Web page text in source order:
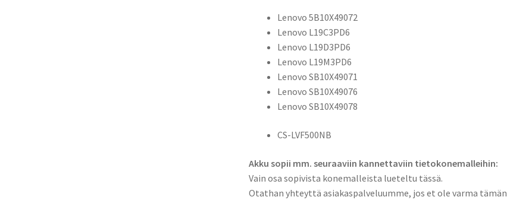
Sarjat
Li-
Pol
11,55V
4500mAh
52Wh
/
L19C3PD6,
L19M3PD6,
SB10X49071,
SB10X49076,
Lenovo 5B10X49072
Lenovo L19C3PD6
Lenovo L19D3PD6
Lenovo L19M3PD6
Lenovo SB10X49071
Lenovo SB10X49076
Lenovo SB10X49078
CS-LVF500NB
Akku sopii mm. seuraaviin kannettaviin tietokonemalleihin:
Vain osa sopivista konemalleista lueteltu tässä.
Otathan yhteyttä asiakaspalveluumme, jos et ole varma tämän